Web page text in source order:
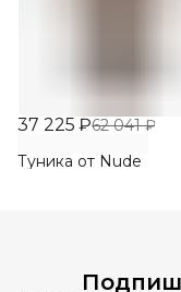
37 225 ₽62 041 ₽
Туника от Nude